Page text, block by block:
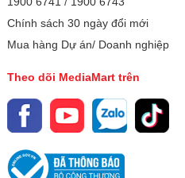
chính xác nhằm tối ưu hóa chi
phí đầu tư và hóa đơn tiền điện
Chính sách 30 ngày đổi mới
Mua hàng Dự án/ Doanh nghiệp
Theo dõi MediaMart trên